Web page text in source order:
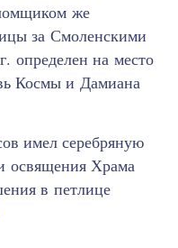
же
за Смоленскими
определен на место
Космы и Дамиана
имел серебряную
освящения Храма
в петлице